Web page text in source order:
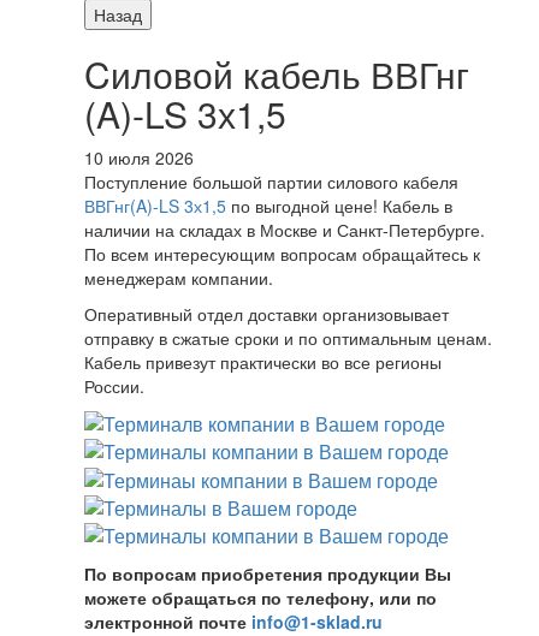
Назад
Cиловой кабель ВВГнг
(A)-LS 3х1,5
10 июля 2026
Поступление большой партии силового кабеля
ВВГнг(A)-LS 3х1,5 по выгодной цене! Кабель в
наличии на складах в Москве и Санкт-Петербурге.
По всем интересующим вопросам обращайтесь к
менеджерам компании.
Оперативный отдел доставки организовывает
отправку в сжатые сроки и по оптимальным ценам.
Кабель привезут практически во все регионы
России.
По вопросам приобретения продукции Вы
можете обращаться по телефону, или по
электронной почте info@1-sklad.ru